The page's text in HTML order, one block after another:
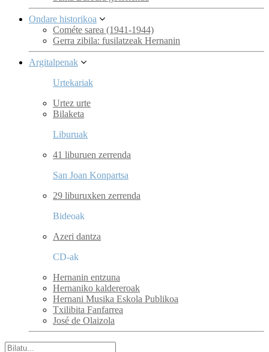
Ondare historikoa
Cométe sarea (1941-1944)
Gerra zibila: fusilatzeak Hernanin
Argitalpenak
Urtekariak
Urtez urte
Bilaketa
Liburuak
41 liburuen zerrenda
San Joan Konpartsa
29 liburuxken zerrenda
Bideoak
Azeri dantza
CD-ak
Hernanin entzuna
Hernaniko kaldereroak
Hernani Musika Eskola Publikoa
Txilibita Fanfarrea
José de Olaizola